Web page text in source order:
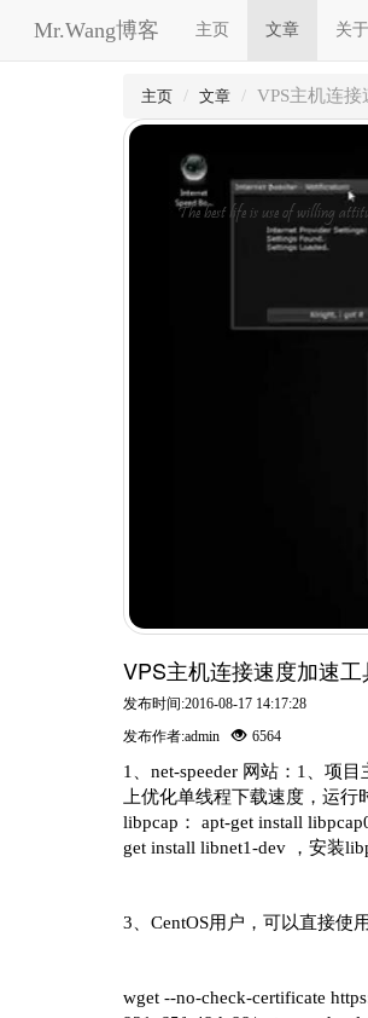
Mr.Wang博客 主页 文章 关
主页 文章 VPS主机连接
The best life is use of willing
VPS主机连接速度加速
发布时间:2016-08-17 14:17:28
发布作者:admin
6564
1、net-speeder 网站：1、项
上优化单线程下载速度，运
libpcap： apt-get install
get install libnet1-dev ，安装
3、CentOS用户，可以直接使
wget --no-check-certificate